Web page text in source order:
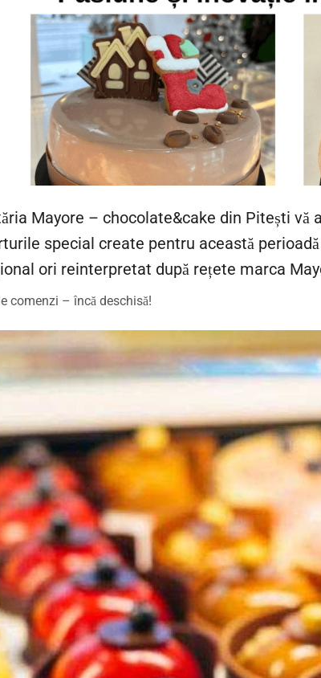
Mayore – chocolate&cake din Pitești vă
special create pentru această
ori reinterpretat după rețete marca
comenzi – încă deschisă!